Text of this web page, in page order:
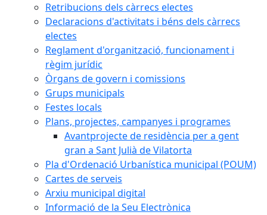
Retribucions dels càrrecs electes
Declaracions d'activitats i béns dels càrrecs
electes
Reglament d'organització, funcionament i
règim jurídic
Òrgans de govern i comissions
Grups municipals
Festes locals
Plans, projectes, campanyes i programes
Avantprojecte de residència per a gent
gran a Sant Julià de Vilatorta
Pla d'Ordenació Urbanística municipal (POUM)
Cartes de serveis
Arxiu municipal digital
Informació de la Seu Electrònica